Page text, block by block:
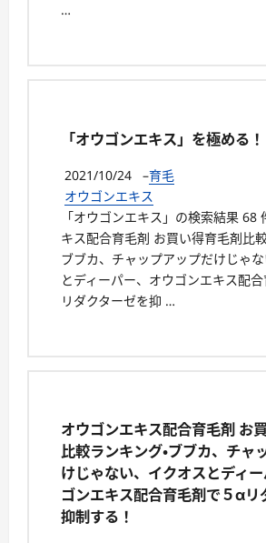
…
「オウゴンエキス」を極める！
2021/10/24 –育毛
オウゴンエキス
「オウゴンエキス」の検索結果 68
キス配合育毛剤 お買い得育毛剤比較
ブブカ、チャップアップだけじゃ
とディーパー、オウゴンエキス配
リダクターゼを抑 …
オウゴンエキス配合育毛剤 お
比較ランキング・ブブカ、チャ
けじゃない、イクオスとディ
ゴンエキス配合育毛剤で５αリ
抑制する！